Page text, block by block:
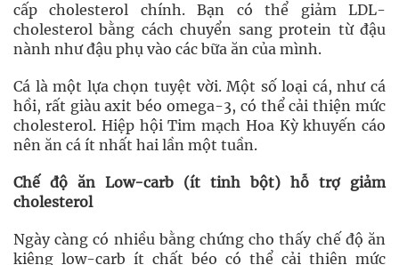
cấp cholesterol chính. Bạn có thể giảm LDL-
cholesterol bằng cách chuyển sang protein từ đậu
nành như đậu phụ vào các bữa ăn của mình.
Cá là một lựa chọn tuyệt vời. Một số loại cá, như cá
hồi, rất giàu axit béo omega-3, có thể cải thiện mức
cholesterol. Hiệp hội Tim mạch Hoa Kỳ khuyến cáo
nên ăn cá ít nhất hai lần một tuần.
Chế độ ăn Low-carb (ít tinh bột) hỗ trợ giảm
cholesterol
Ngày càng có nhiều bằng chứng cho thấy chế độ ăn
kiêng low-carb ít chất béo có thể cải thiện mức